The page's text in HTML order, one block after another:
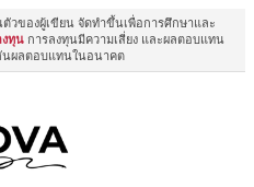
วของผู้เขียน จัดทำขึ้นเพื่อการศึกษาและ
ทุนการลงทุนมีความเสี่ยง และผลตอบแทน
นผลตอบแทนในอนาคต